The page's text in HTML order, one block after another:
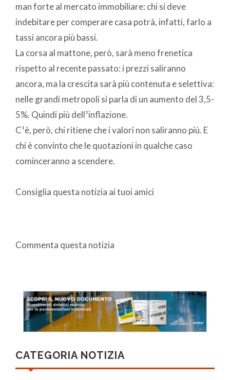
man forte al mercato immobiliare: chi si deve
indebitare per comperare casa potrà, infatti, farlo a
tassi ancora più bassi.
La corsa al mattone, però, sarà meno frenetica
rispetto al recente passato: i prezzi saliranno
ancora, ma la crescita sarà più contenuta e selettiva:
nelle grandi metropoli si parla di un aumento del 3,5-
5%. Quindi più dell¹inflazione.
C¹è, però, chi ritiene che i valori non saliranno più. E
chi è convinto che le quotazioni in qualche caso
cominceranno a scendere.
Consiglia questa notizia ai tuoi amici
Commenta questa notizia
CATEGORIA NOTIZIA